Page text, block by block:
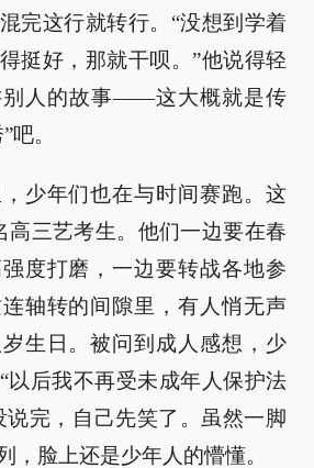
完这行就转行。“没想到学着
挺好，那就干呗。”他说得轻
别人的故事——这大概就是传
吧。
少年们也在与时间赛跑。这
高三艺考生。他们一边要在春
度打磨，一边要转战各地参
轴转的间隙里，有人悄无声
生日。被问到成人感想，少
以后我不再受未成年人保护法
完，自己先笑了。虽然一脚
，脸上还是少年人的懵懂。